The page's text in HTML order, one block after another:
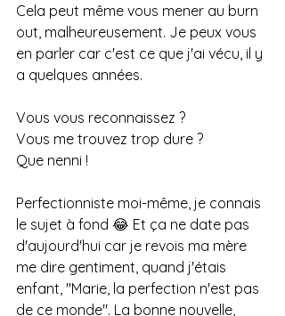
Cela peut même vous mener au burn
out, malheureusement. Je peux vous
en parler car c'est ce que j'ai vécu, il y
a quelques années.
Vous vous reconnaissez ?
Vous me trouvez trop dure ?
Que nenni !
Perfectionniste moi-même, je connais
le sujet à fond 😂 Et ça ne date pas
d'aujourd'hui car je revois ma mère
me dire gentiment, quand j'étais
enfant, "Marie, la perfection n'est pas
de ce monde". La bonne nouvelle,